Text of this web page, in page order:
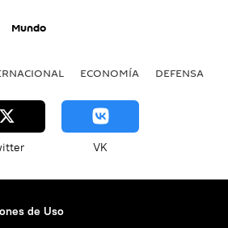
Mundo
ECONOMÍA DEFENSA
VK
de Uso